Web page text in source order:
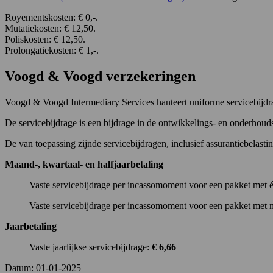
Royementskosten: € 0,-.
Mutatiekosten: € 12,50.
Poliskosten: € 12,50.
Prolongatiekosten: € 1,-.
Voogd & Voogd verzekeringen
Voogd & Voogd Intermediary Services hanteert uniforme
De servicebijdrage is een bijdrage in de ontwikkelings- en
De van toepassing zijnde servicebijdragen, inclusief
Maand-, kwartaal- en halfjaarbetaling
Vaste servicebijdrage per incassomoment voor een pakket met
Vaste servicebijdrage per incassomoment voor een pakket met
Jaarbetaling
Vaste jaarlijkse servicebijdrage: € 6,66
Datum: 01-01-2025